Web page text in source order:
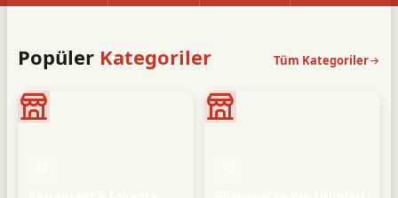
Popüler Kategoriler Tüm Kategoriler